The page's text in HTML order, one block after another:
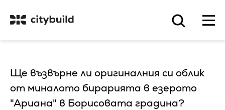
Ще възвърне ли оригиналния си облик
от миналото бирарията в езерото
"Ариана" в Борисовата градина?